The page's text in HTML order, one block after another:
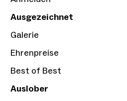
Ausgezeichnet
Galerie
Ehrenpreise
Best of Best
Auslober